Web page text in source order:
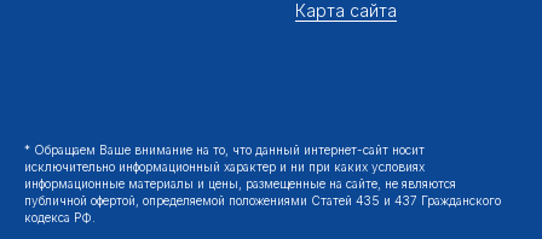
Карта сайта
* Обращаем Ваше внимание на то, что данный интернет-сайт носит
исключительно информационный характер и ни при каких условиях
информационные материалы и цены, размещенные на сайте, не являются
публичной офертой, определяемой положениями Статей 435 и 437 Гражданского
кодекса РФ.